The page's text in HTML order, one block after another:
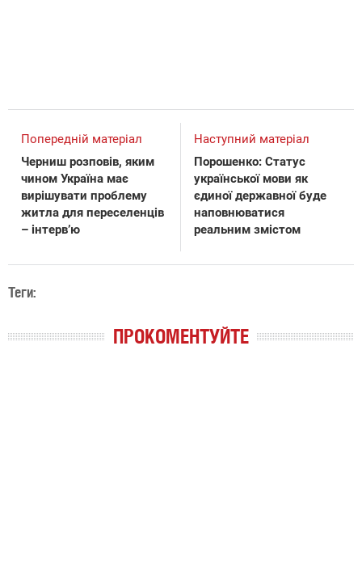
Попередній матеріал
Черниш розповів, яким
чином Україна має
вирішувати проблему
житла для переселенців
– інтерв’ю
Наступний матеріал
Порошенко: Статус
української мови як
єдиної державної буде
наповнюватися
реальним змістом
Теги:
ПРОКОМЕНТУЙТЕ